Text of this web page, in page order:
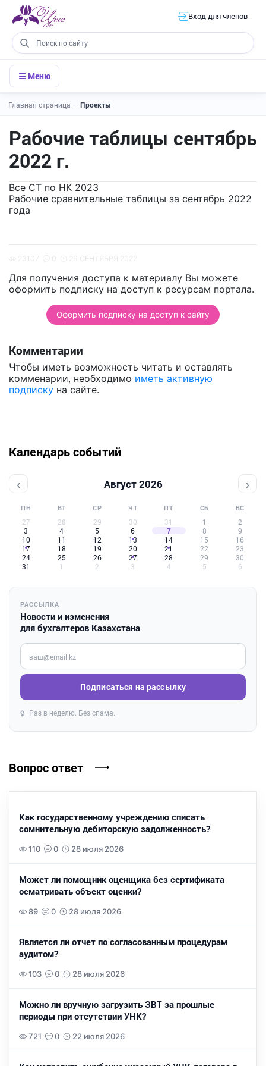
Вход для членов
☰ Меню
Главная страница — Проекты
Рабочие таблицы сентябрь
2022 г.
Все СТ по НК 2023
Рабочие сравнительные таблицы за сентябрь 2022
года
Для получения доступа к материалу Вы можете
оформить подписку на доступ к ресурсам портала.
Оформить подписку на доступ к сайту
Комментарии
Чтобы иметь возможность читать и оставлять
комменарии, необходимо иметь активную
подписку на сайте.
Календарь событий
‹ Август 2026 ›
ПН ВТ СР ЧТ ПТ СБ ВС
27 28 29 30 31 1
2
3
4 5 6 7 8
9
10
11 12 13 14 15
16
17
18 19 20 21 22
23
24
25 26 27 28 29
30
31
1 2 3 4 5 6
РАССЫЛКА
Новости и изменения
для бухгалтеров Казахстана
Введите ваш e-mail
Подписаться на рассылку
🔒 Раз в неделю. Без спама.
Вопрос ответ
Как государственному учреждению списать
сомнительную дебиторскую задолженность?
110 0 28 июля 2026
Может ли помощник оценщика без сертификата
осматривать объект оценки?
89 0 28 июля 2026
Является ли отчет по согласованным процедурам
аудитом?
103 0 28 июля 2026
Можно ли вручную загрузить ЗВТ за прошлые
периоды при отсутствии УНК?
721 0 22 июля 2026